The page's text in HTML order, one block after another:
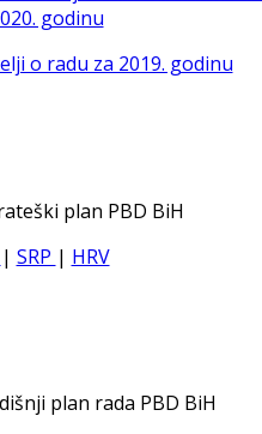
godinu
o radu za 2019. godinu
plan PBD BiH
| SRP | HRV
plan rada PBD BiH